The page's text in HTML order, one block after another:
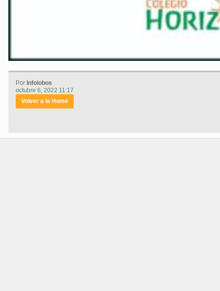
Por Infolobos
octubre 6, 2022 11:17
Volver a la Home